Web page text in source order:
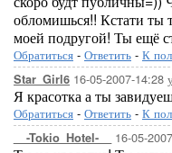
обломишься!! Кстати ты
моей подругой! Ты ещё
Обратиться - Ответить - К
Star_Girl6 16-05-2007-14:28
Я красотка а ты
Обратиться - Ответить - К
__-Tokio_Hotel-__ 16-05-